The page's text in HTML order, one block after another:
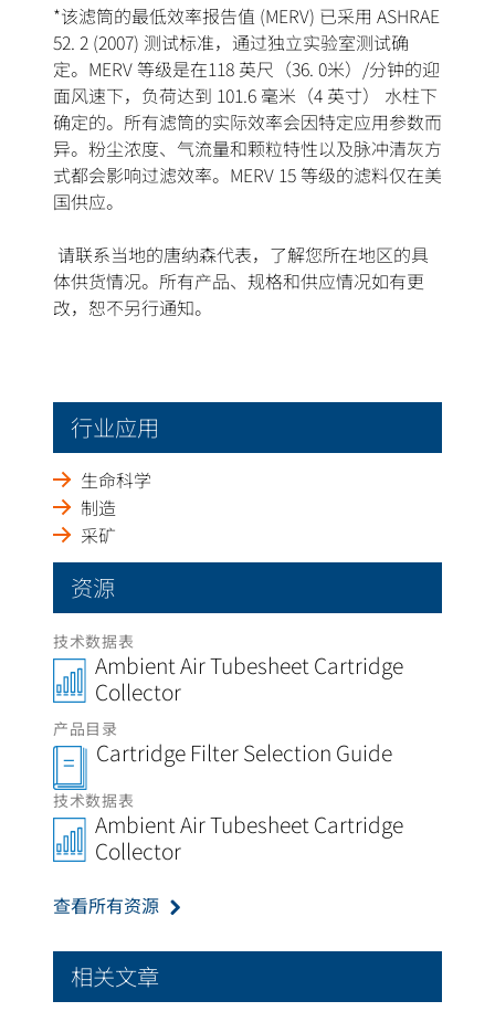
*该滤筒的最低效率报告值 (MERV) 已采用 ASHRAE
52. 2 (2007) 测试标准，通过独立实验室测试确
定。MERV 等级是在118 英尺（36. 0米）/分钟的迎
面风速下，负荷达到 101.6 毫米（4 英寸） 水柱下
确定的。所有滤筒的实际效率会因特定应用参数而
异。粉尘浓度、气流量和颗粒特性以及脉冲清灰方
式都会影响过滤效率。MERV 15 等级的滤料仅在美
国供应。
请联系当地的唐纳森代表，了解您所在地区的具
体供货情况。所有产品、规格和供应情况如有更
改，恕不另行通知。
行业应用
生命科学
制造
采矿
资源
技术数据表
Ambient Air Tubesheet Cartridge
Collector
产品目录
Cartridge Filter Selection Guide
技术数据表
Ambient Air Tubesheet Cartridge
Collector
查看所有资源
相关文章